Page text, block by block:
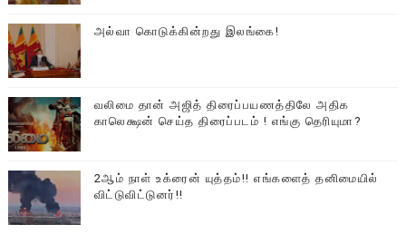
அல்வா கொடுக்கின்றது இலங்கை!
வலிமை தான் அஜித் திரைப்பயணத்திலே அதிக
காலெக்ஷன் செய்த திரைப்படம் ! எங்கு தெரியுமா?
2ஆம் நாள் உக்ரைன் யுத்தம்!! எங்களைத் தனிமையில்
விட்டுவிட்டுனர்!!